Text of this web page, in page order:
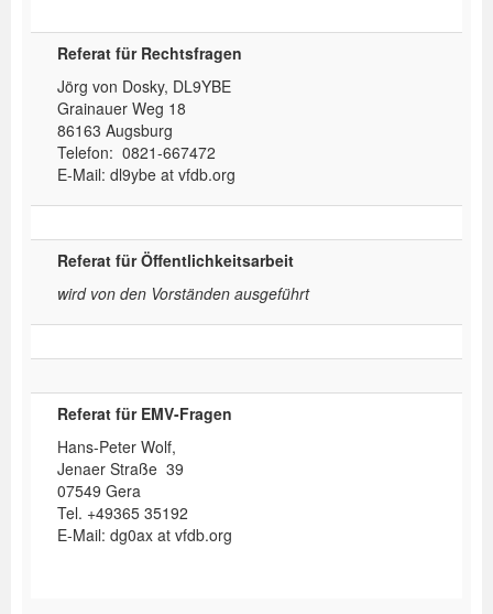
Referat für Rechtsfragen
Jörg von Dosky, DL9YBE
Grainauer Weg 18
86163 Augsburg
Telefon: 0821-667472
E-Mail: dl9ybe at vfdb.org
Referat für Öffentlichkeitsarbeit
wird von den Vorständen ausgeführt
Referat für EMV-Fragen
Hans-Peter Wolf,
Jenaer Straße 39
07549 Gera
Tel. +49365 35192
E-Mail: dg0ax at vfdb.org